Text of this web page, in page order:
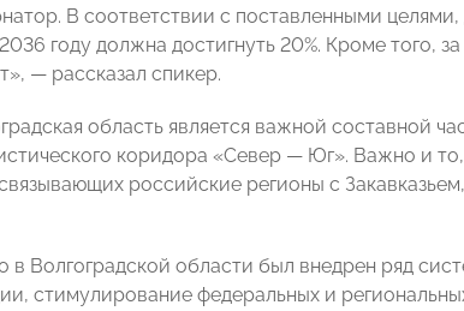
В соответствии с поставленными
году должна достигнуть 20%. Кроме того,
— рассказал спикер.
область является важной составной
коридора «Север — Юг». Важно и то,
российские регионы с
Волгоградской области был внедрен ряд
стимулирование федеральных и